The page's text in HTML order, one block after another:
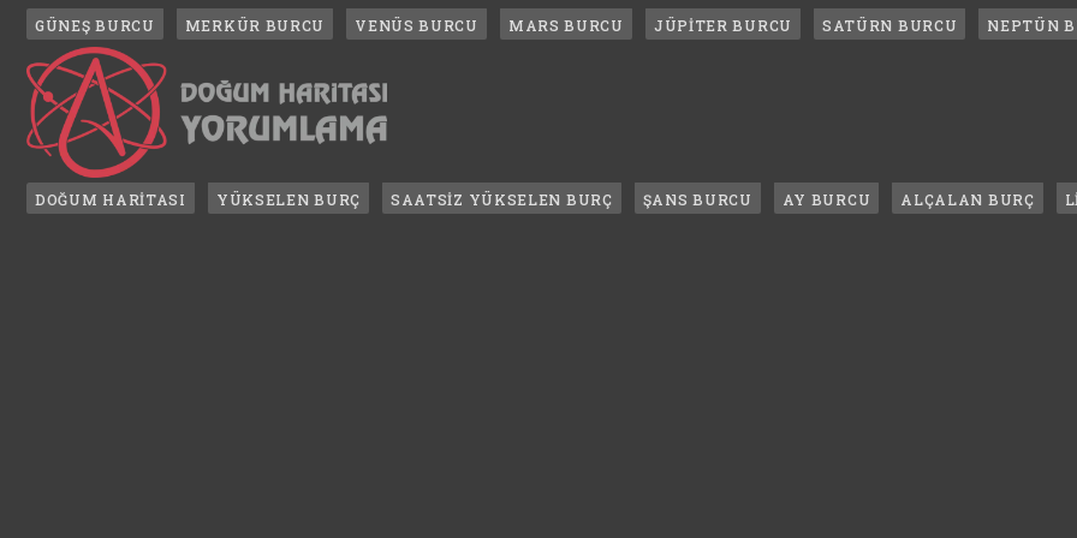
GÜNEŞ BURCU MERKÜR BURCU VENÜS BURCU MARS BURCU JÜPİTER BURCU SATÜRN BURCU NEPTÜN
DOĞUM HARİTASI YÜKSELEN BURÇ SAATSİZ YÜKSELEN BURÇ ŞANS BURCU AY BURCU ALÇALAN BURÇ